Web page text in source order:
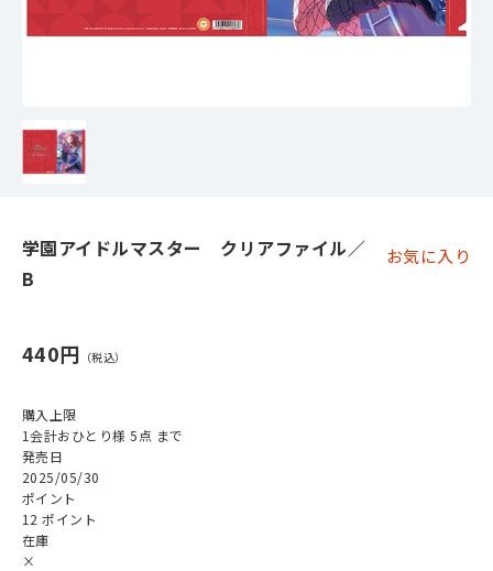
学園アイドルマスター クリアファイル／
B
お気に入り
440円
購入上限
1会計おひとり様 5点 まで
発売日
2025/05/30
ポイント
12 ポイント
在庫
×